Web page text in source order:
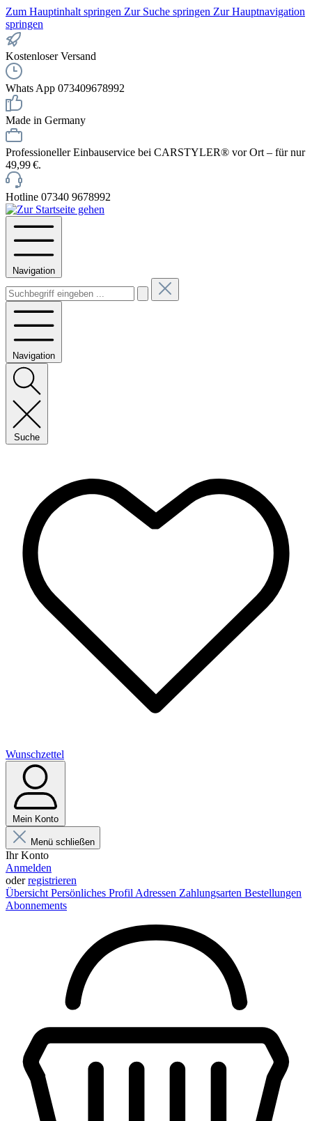
Zum Hauptinhalt springen Zur Suche springen Zur Hauptnavigation
springen
Kostenloser Versand
Whats App 073409678992
Made in Germany
Professioneller Einbauservice bei CARSTYLER® vor Ort – für nur
49,99 €.
Hotline 07340 9678992
Navigation
Navigation
Suche
Wunschzettel
Mein Konto
Menü schließen
Ihr Konto
Anmelden
oderregistrieren
Übersicht Persönliches Profil Adressen Zahlungsarten Bestellungen
Abonnements